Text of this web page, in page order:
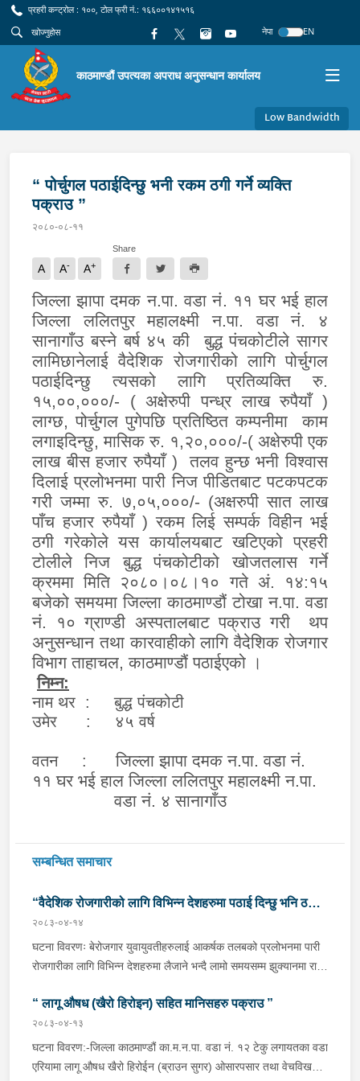
प्रहरी कन्ट्रोल : १००, टोल फ्री नं.: १६६००१४१५१६
नेपा
EN
काठमाण्डौं उपत्यका अपराध अनुसन्धान कार्यालय
Low Bandwidth
“ पोर्चुगल पठाईदिन्छु भनी रकम ठगी गर्ने व्यक्ति
पक्राउ ”
२०८०-०८-११
A A- A+
Share
जिल्ला झापा दमक न.पा. वडा नं. ११ घर भई हाल
जिल्ला ललितपुर महालक्ष्मी न.पा. वडा नं. ४
सानागाँउ बस्ने बर्ष ४५ की बुद्ध पंचकोटीले सागर
लामिछानेलाई वैदेशिक रोजगारीको लागि पोर्चुगल
पठाईदिन्छु त्यसको लागि प्रतिव्यक्ति रु.
१५,००,०००/- ( अक्षेरुपी पन्ध्र लाख रुपैयाँ )
लाग्छ, पोर्चुगल पुगेपछि प्रतिष्ठित कम्पनीमा काम
लगाइदिन्छु, मासिक रु. १,२०,०००/-( अक्षेरुपी एक
लाख बीस हजार रुपैयाँ ) तलव हुन्छ भनी विश्वास
दिलाई प्रलोभनमा पारी निज पीडितबाट पटकपटक
गरी जम्मा रु. ७,०५,०००/- (अक्षरुपी सात लाख
पाँच हजार रुपैयाँ ) रकम लिई सम्पर्क विहीन भई
ठगी गरेकोले यस कार्यालयबाट खटिएको प्रहरी
टोलीले निज बुद्ध पंचकोटीको खोजतलास गर्ने
क्रममा मिति २०८०।०८।१० गते अं. १४:१५
बजेको समयमा जिल्ला काठमाण्डौं टोखा न.पा. वडा
नं. १० ग्राण्डी अस्पतालबाट पक्राउ गरी थप
अनुसन्धान तथा कारवाहीको लागि वैदेशिक रोजगार
विभाग ताहाचल, काठमाण्डौं पठाईएको ।
निम्न:
नाम थर : बुद्ध पंचकोटी
उमेर : ४५ वर्ष
वतन :
जिल्ला झापा दमक न.पा. वडा नं.
११ घर भई हाल जिल्ला ललितपुर महालक्ष्मी न.पा.
वडा नं. ४ सानागाँउ
सम्बन्धित समाचार
“वैदेशिक रोजगारीको लागि विभिन्न देशहरुमा पठाई दिन्छु भनि ठगी
गर्ने व्यक्तिहरु पक्राउ"
२०८३-०४-१४
घटना विवरणः बेरोजगार युवायुवतीहरुलाई आकर्षक तलबको प्रलोभनमा पारी
रोजगारीका लागि विभिन्न देशहरुमा लैजाने भन्दै लामो समयसम्म झुक्यानमा राखि
अनुसन्धान हुँदा विदेश पठाउने भनि ठगी गर्ने निम्न प्रतिवादीहरुलाई काठमाडौं
उपत्यकाका विभिन्न स्थानहरुबाट पक्राउ गरी थप अनुसन्धान तथा आवश्यक
कारवाहीको लागि वैदेशिक रोजगार विभाग ताहाचल, काठमाडौं पठाईएको ।
पक्राउ व्यक्तिहरुको विवरणः-१. नाम थर :- पवन कुमार के.सी.
“ लागू औषध (खैरो हिरोइन) सहित मानिसहरु पक्राउ ”
२०८३-०४-१३
घटना विवरण:-जिल्ला काठमाण्डौं का.म.न.पा. वडा नं. १२ टेकु लगायतका वडा
एरियामा लागू औषध खैरो हिरोईन (ब्राउन सुगर) ओसारपसार तथा वेचविखन